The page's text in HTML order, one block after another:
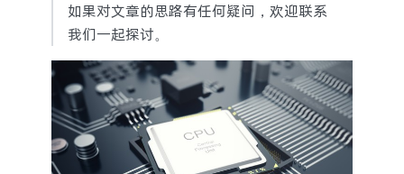
如果对文章的思路有任何疑问，欢迎联系
我们一起探讨。